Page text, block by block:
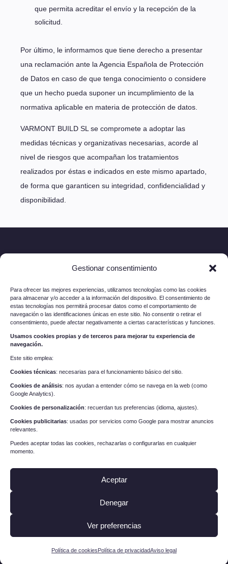
Gestionar consentimiento
Para ofrecer las mejores experiencias, utilizamos tecnologías como las cookies
para almacenar y/o acceder a la información del dispositivo. El consentimiento de
estas tecnologías nos permitirá procesar datos como el comportamiento de
navegación o las identificaciones únicas en este sitio. No consentir o retirar el
consentimiento, puede afectar negativamente a ciertas características y funciones.
Usamos cookies propias y de terceros para mejorar tu experiencia de
navegación.
Este sitio emplea:
Cookies técnicas: necesarias para el funcionamiento básico del sitio.
Cookies de análisis: nos ayudan a entender cómo se navega en la web (como
Google Analytics).
Cookies de personalización: recuerdan tus preferencias (idioma, ajustes).
Cookies publicitarias: usadas por servicios como Google para mostrar anuncios
relevantes.
Puedes aceptar todas las cookies, rechazarlas o configurarlas en cualquier
momento.
Aceptar
Denegar
Ver preferencias
Política de cookiesPolítica de privacidadAviso legal
que permita acreditar el envío y la recepción de la
solicitud.
Por último, le informamos que tiene derecho a presentar
una reclamación ante la Agencia Española de Protección
de Datos en caso de que tenga conocimiento o considere
que un hecho pueda suponer un incumplimiento de la
normativa aplicable en materia de protección de datos.
VARMONT BUILD SL se compromete a adoptar las
medidas técnicas y organizativas necesarias, acorde al
nivel de riesgos que acompañan los tratamientos
realizados por éstas e indicados en este mismo apartado,
de forma que garanticen su integridad, confidencialidad y
disponibilidad.
VARMONT CONSTRUCTORES
ESTUDIO ARQUITECTURA
CONTACTO